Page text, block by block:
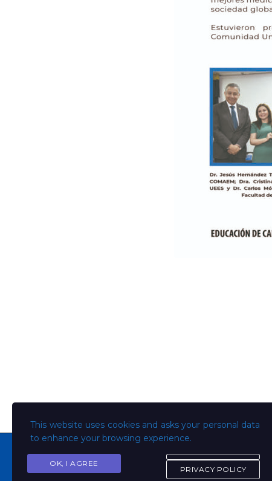
This website uses cookies and asks your personal data
to enhance your browsing experience.
OK, I AGREE
PRIVACY POLICY